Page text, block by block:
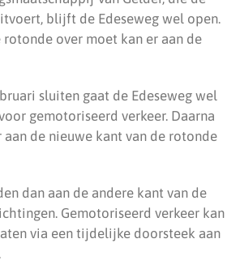
blijft de Edeseweg wel open.
over moet kan er aan de
sluiten gaat de Edeseweg wel
gemotoriseerd verkeer. Daarna
aan de nieuwe kant van de rotonde
dan aan de andere kant van de
Gemotoriseerd verkeer kan
via een tijdelijke doorsteek aan